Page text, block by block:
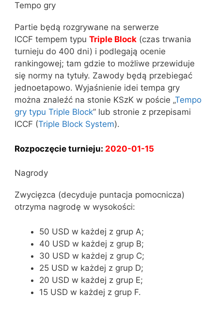
Tempo gry
Partie będą rozgrywane na serwerze
ICCF tempem typu Triple Block (czas trwania
turnieju do 400 dni) i podlegają ocenie
rankingowej; tam gdzie to możliwe przewiduje
się normy na tytuły. Zawody będą przebiegać
jednoetapowo. Wyjaśnienie idei tempa gry
można znaleźć na stonie KSzK w poście „Tempo
gry typu Triple Block” lub stronie z przepisami
ICCF (Triple Block System).
Rozpoczęcie turnieju: 2020-01-15
Nagrody
Zwycięzca (decyduje puntacja pomocnicza)
otrzyma nagrodę w wysokości:
50 USD w każdej z grup A;
40 USD w każdej z grup B;
30 USD w każdej z grup C;
25 USD w każdej z grup D;
20 USD w każdej z grup E;
15 USD w każdej z grup F.